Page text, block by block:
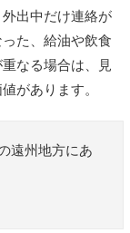
出中だけ連絡が
た、給油や飲食
なる場合は、見
があります。
遠州地方にあ